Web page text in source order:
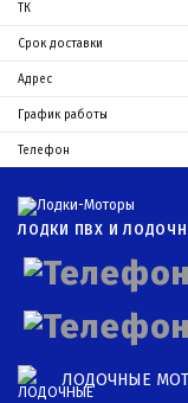
ТК
Срок доставки
Адрес
График работы
Телефон
ЛОДКИ ПВХ И
ЛОДОЧНЫЕ